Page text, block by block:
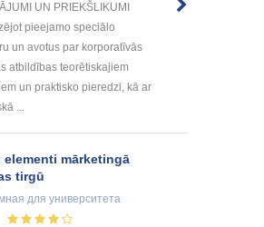
UN PRIEKŠLIKUMI
pieejamo speciālo
un avotus par korporatīvās
atbildības teorētiskajiem
un praktisko pieredzi, kā ar
...
elementi mārketingā
tirgū
для университета